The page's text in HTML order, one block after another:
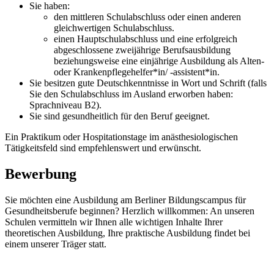
Sie haben:
den mittleren Schulabschluss oder einen anderen
gleichwertigen Schulabschluss.
einen Hauptschulabschluss und eine erfolgreich
abgeschlossene zweijährige Berufsausbildung
beziehungsweise eine einjährige Ausbildung als Alten-
oder Krankenpflegehelfer*in/ -assistent*in.
Sie besitzen gute Deutschkenntnisse in Wort und Schrift (falls
Sie den Schulabschluss im Ausland erworben haben:
Sprachniveau B2).
Sie sind gesundheitlich für den Beruf geeignet.
Ein Praktikum oder Hospitationstage im anästhesiologischen
Tätigkeitsfeld sind empfehlenswert und erwünscht.
Bewerbung
Sie möchten eine Ausbildung am Berliner Bildungscampus für
Gesundheitsberufe beginnen? Herzlich willkommen: An unseren
Schulen vermitteln wir Ihnen alle wichtigen Inhalte Ihrer
theoretischen Ausbildung, Ihre praktische Ausbildung findet bei
einem unserer Träger statt.